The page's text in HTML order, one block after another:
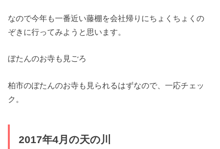
なので今年も一番近い藤棚を会社帰りにちょくちょくの
ぞきに行ってみようと思います。
ぼたんのお寺も見ごろ
柏市のぼたんのお寺も見られるはずなので、一応チェッ
ク。
2017年4月の天の川